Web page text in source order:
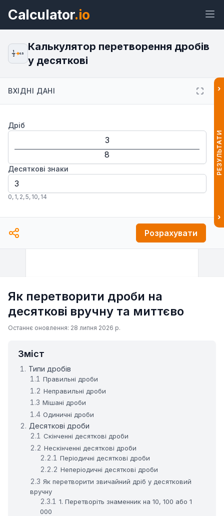
Calculator.io
калькулятор Віджет
1
2
0.5
Калькулятор перетворення дробів
у десяткові
ВХІДНІ ДАНІ
Дріб
Десяткові знаки
0, 1, 2,5, 10, 14
Розрахувати
›
РЕЗУЛЬТАТИ
›
Як перетворити дроби на
десяткові вручну та миттєво
Останнє оновлення: 28 липня 2026 р.
Зміст
Типи дробів
Правильні дроби
Неправильні дроби
Мішані дроби
Одиничні дроби
Десяткові дроби
Скінченні десяткові дроби
Нескінченні десяткові дроби
Періодичні десяткові дроби
Неперіодичні десяткові дроби
Як перетворити звичайний дріб у десятковий
вручну
1. Перетворіть знаменник на 10, 100 або 1
000